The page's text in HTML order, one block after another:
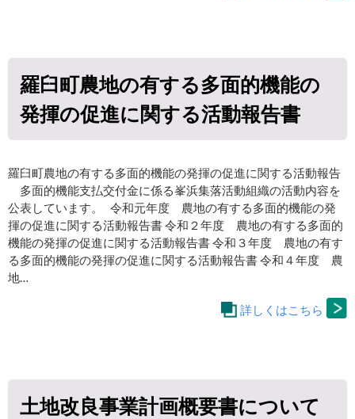
羅臼町農地の有する多面的機能の
発揮の促進に関する活動報告書
羅臼町農地の有する多面的機能の発揮の促進に関する活動報告
多面的機能支払交付金に係る峯浜集落活動組織の活動内容を
公表しています。 令和元年度 農地の有する多面的機能の発
揮の促進に関する活動報告書 令和２年度 農地の有する多面的
機能の発揮の促進に関する活動報告書 令和３年度 農地の有す
る多面的機能の発揮の促進に関する活動報告書 令和４年度 農
地…
詳しくはこちら
土地改良事業計画概要書について